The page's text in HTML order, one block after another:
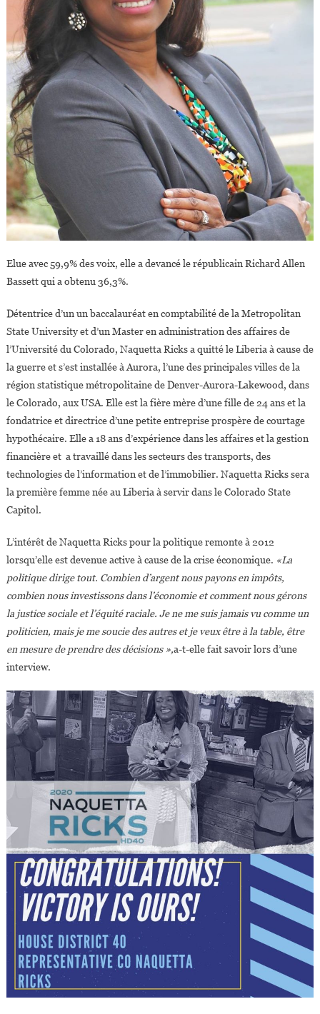
Elue avec 59,9% des voix, elle a devancé le républicain Richard Allen
Bassett qui a obtenu 36,3%.
Détentrice d’un un baccalauréat en comptabilité de la Metropolitan
State University et d’un Master en administration des affaires de
l’Université du Colorado, Naquetta Ricks a quitté le Liberia à cause de
la guerre et s’est installée à Aurora, l’une des principales villes de la
région statistique métropolitaine de Denver-Aurora-Lakewood, dans
le Colorado, aux USA. Elle est la fière mère d’une fille de 24 ans et la
fondatrice et directrice d’une petite entreprise prospère de courtage
hypothécaire. Elle a 18 ans d’expérience dans les affaires et la gestion
financière et a travaillé dans les secteurs des transports, des
technologies de l’information et de l’immobilier. Naquetta Ricks sera
la première femme née au Liberia à servir dans le Colorado State
Capitol.
L’intérêt de Naquetta Ricks pour la politique remonte à 2012
lorsqu’elle est devenue active à cause de la crise économique. «La
politique dirige tout. Combien d’argent nous payons en impôts,
combien nous investissons dans l’économie et comment nous gérons
la justice sociale et l’équité raciale. Je ne me suis jamais vu comme un
politicien, mais je me soucie des autres et je veux être à la table, être
en mesure de prendre des décisions »,a-t-elle fait savoir lors d’une
interview.